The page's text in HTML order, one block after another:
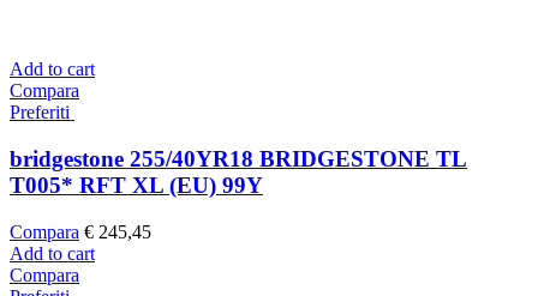
Add to cart
Compara
Preferiti
bridgestone 255/40YR18 BRIDGESTONE TL
T005* RFT XL (EU) 99Y
Compara € 245,45
Add to cart
Compara